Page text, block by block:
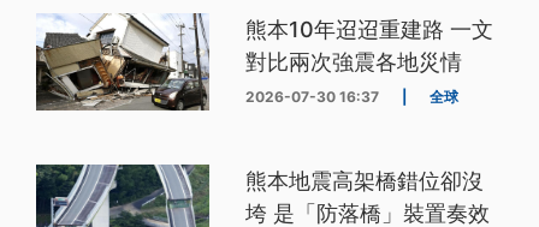
熊本10年迢迢重建路 一文
對比兩次強震各地災情
2026-07-30 16:37 全球
熊本地震高架橋錯位卻沒
垮 是「防落橋」裝置奏效